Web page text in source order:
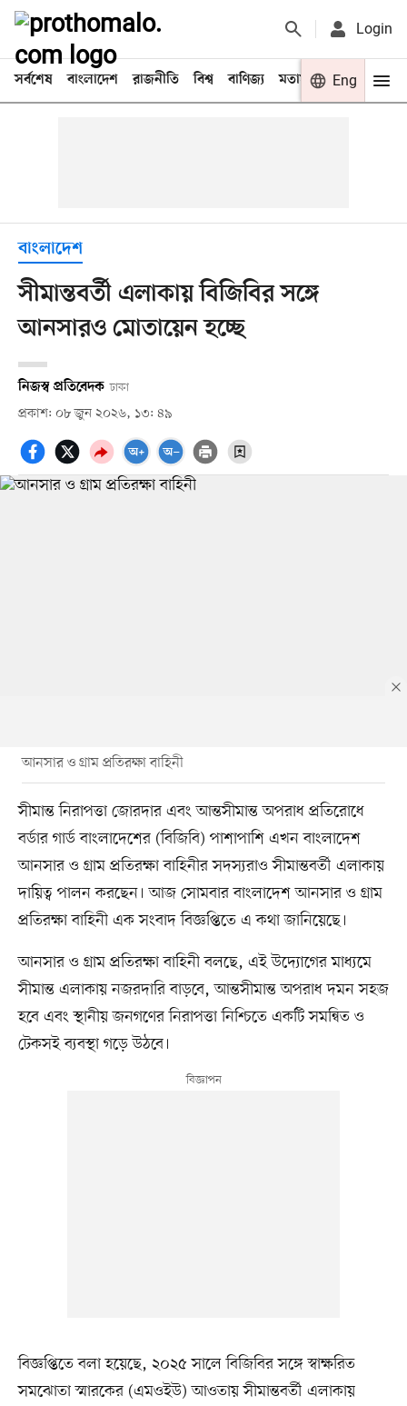
Login
সর্বশেষ বাংলাদেশ রাজনীতি বিশ্ব বাণিজ্য মতামত খেলা
Eng
বাংলাদেশ
সীমান্তবর্তী এলাকায় বিজিবির সঙ্গে
আনসারও মোতায়েন হচ্ছে
নিজস্ব প্রতিবেদক ঢাকা
প্রকাশ: ০৮ জুন ২০২৬, ১৩: ৪৯
আনসার ও গ্রাম প্রতিরক্ষা বাহিনী
সীমান্ত নিরাপত্তা জোরদার এবং আন্তসীমান্ত অপরাধ প্রতিরোধে
বর্ডার গার্ড বাংলাদেশের (বিজিবি) পাশাপাশি এখন বাংলাদেশ
আনসার ও গ্রাম প্রতিরক্ষা বাহিনীর সদস্যরাও সীমান্তবর্তী এলাকায়
দায়িত্ব পালন করছেন। আজ সোমবার বাংলাদেশ আনসার ও গ্রাম
প্রতিরক্ষা বাহিনী এক সংবাদ বিজ্ঞপ্তিতে এ কথা জানিয়েছে।
আনসার ও গ্রাম প্রতিরক্ষা বাহিনী বলছে, এই উদ্যোগের মাধ্যমে
সীমান্ত এলাকায় নজরদারি বাড়বে, আন্তসীমান্ত অপরাধ দমন সহজ
হবে এবং স্থানীয় জনগণের নিরাপত্তা নিশ্চিতে একটি সমন্বিত ও
টেকসই ব্যবস্থা গড়ে উঠবে।
বিজ্ঞপ্তিতে বলা হয়েছে, ২০২৫ সালে বিজিবির সঙ্গে স্বাক্ষরিত
সমঝোতা স্মারকের (এমওইউ) আওতায় সীমান্তবর্তী এলাকায়